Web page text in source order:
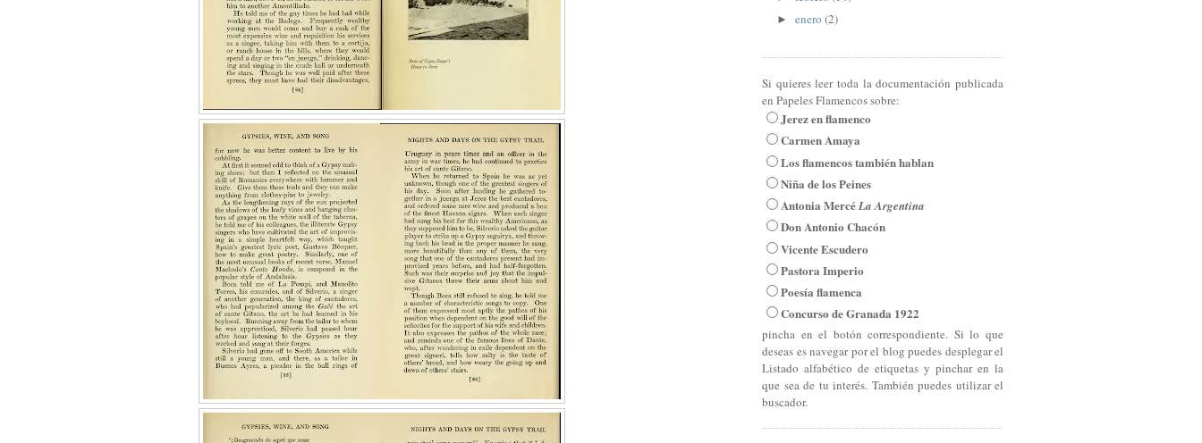
► enero (2)
Si quieres leer toda la documentación publicada
en Papeles Flamencos sobre:
Jerez en flamenco
Carmen Amaya
Los flamencos también hablan
Niña de los Peines
Antonia MercéLa Argentina
Don Antonio Chacón
Vicente Escudero
Pastora Imperio
Poesía flamenca
Concurso de Granada 1922
pincha en el botón correspondiente. Si lo que
deseas es navegar por el blog puedes desplegar el
Listado alfabético de etiquetas y pinchar en la
que sea de tu interés. También puedes utilizar el
buscador.